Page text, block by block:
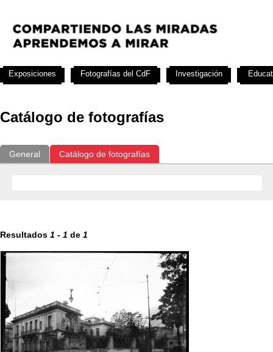
Catálogo de fotografías
General Catálogo de fotografías
Resultados 1 - 1 de 1
Exposiciones Fotografías del CdF Investigación